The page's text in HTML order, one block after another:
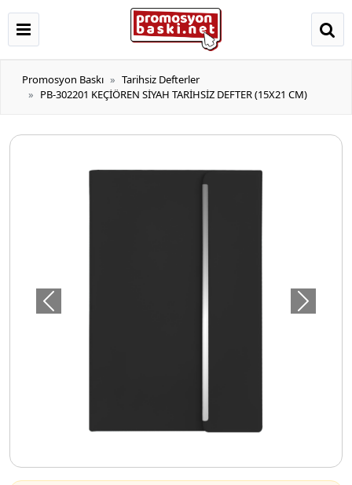
Promosyon Baskı
Tarihsiz Defterler
PB-302201 KEÇİÖREN SİYAH TARİHSİZ DEFTER (15X21 CM)
Önceki Sonraki